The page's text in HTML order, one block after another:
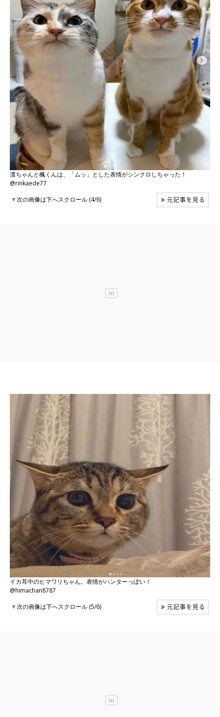
凛ちゃんと楓くんは、「ムッ」とした表情がシンクロしちゃった！
@rinkaede77
▼次の画像は下へスクロール (4/6) ▶元記事を見る
イカ耳中のヒマワリちゃん。表情がハンターっぽい！
@himachan8787
▼次の画像は下へスクロール (5/6) ▶元記事を見る